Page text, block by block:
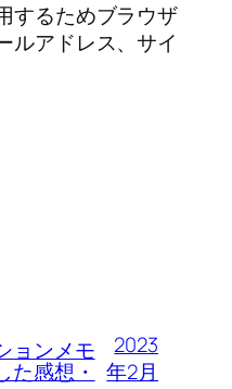
するためブラウザ
ルアドレス、サイ
ョンメモ
た感想・
2023
年2月